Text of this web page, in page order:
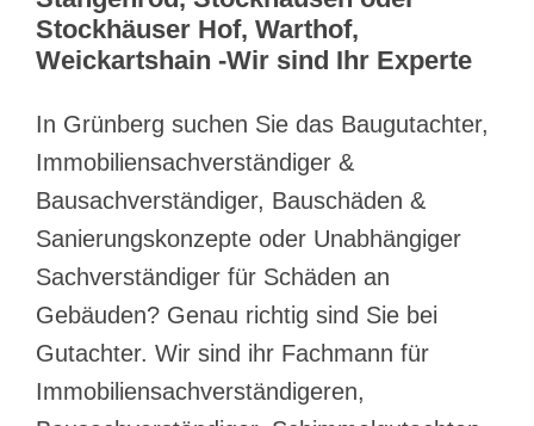
Stockhäuser Hof, Warthof,
Weickartshain -Wir sind Ihr Experte
In Grünberg suchen Sie das Baugutachter,
Immobiliensachverständiger &
Bausachverständiger, Bauschäden &
Sanierungskonzepte oder Unabhängiger
Sachverständiger für Schäden an
Gebäuden? Genau richtig sind Sie bei
Gutachter. Wir sind ihr Fachmann für
Immobiliensachverständigeren,